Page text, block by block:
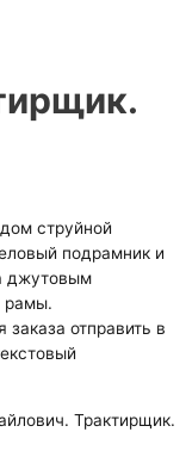
струйной
подрамник и
джутовым
рамы.
отправить в
Трактирщик.